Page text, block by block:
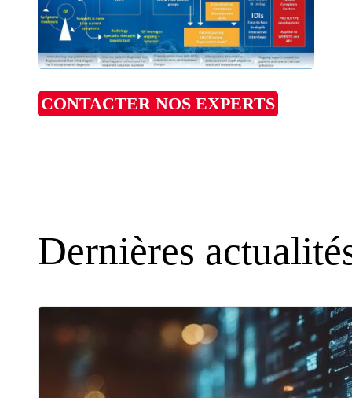
CONTACTER NOS EXPERTS
Dernières